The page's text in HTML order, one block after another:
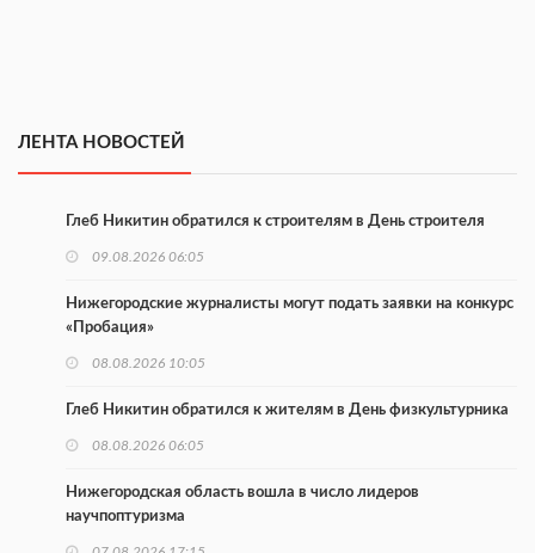
ЛЕНТА НОВОСТЕЙ
Глеб Никитин обратился к строителям в День строителя
09.08.2026 06:05
Нижегородские журналисты могут подать заявки на конкурс
«Пробация»
08.08.2026 10:05
Глеб Никитин обратился к жителям в День физкультурника
08.08.2026 06:05
Нижегородская область вошла в число лидеров
научпоптуризма